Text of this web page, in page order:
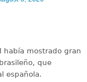
había mostrado gran
que
española.